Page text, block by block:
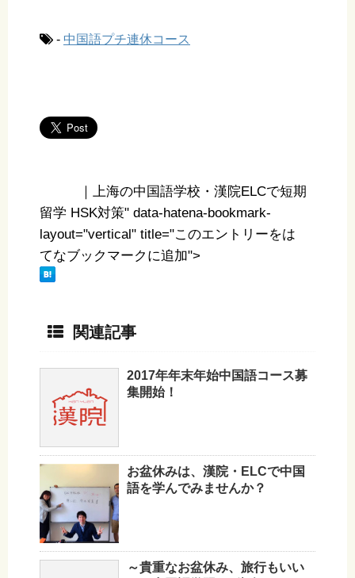
- 中国語プチ連休コース
｜上海の中国語学校・漢院ELCで短期
留学 HSK対策" data-hatena-bookmark-
layout="vertical" title="このエントリーをは
てなブックマークに追加">
関連記事
2017年年末年始中国語コース募
集開始！
お盆休みは、漢院・ELCで中国
語を学んでみませんか？
～貴重なお盆休み、旅行もいい